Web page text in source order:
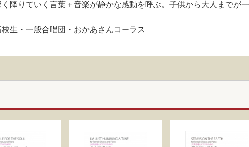
降りていく言葉＋音楽が静かな感動を呼ぶ。子供から大人までが
生・一般合唱団・おかあさんコーラス